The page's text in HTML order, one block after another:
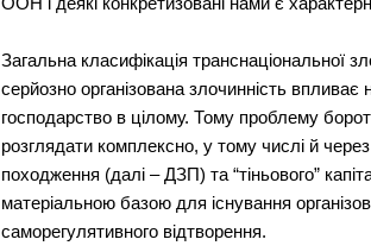
Загальна класифікація транснаціональної
серйозно організована злочинність впливає
господарство в цілому. Тому проблему
розглядати комплексно, у тому числі й
походження (далі – ДЗП) та “тіньового”
матеріальною базою для існування
саморегулятивного відтворення.